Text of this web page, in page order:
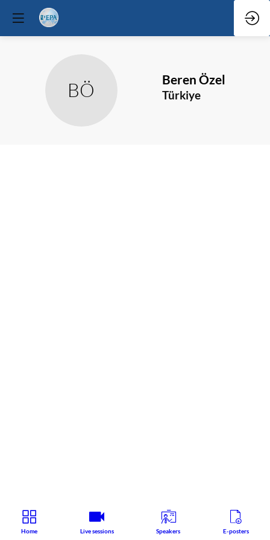
BÖ Beren Özel
Türkiye
Home Live sessions Speakers E-posters